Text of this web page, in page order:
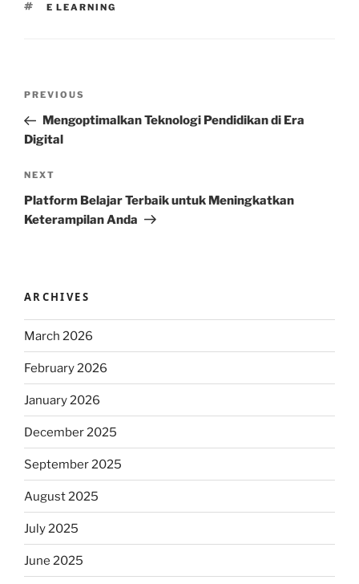
TAGS
E LEARNING
Previous
Post
PREVIOUS
Mengoptimalkan Teknologi Pendidikan di Era
Digital
Next
Post
NEXT
Platform Belajar Terbaik untuk Meningkatkan
Keterampilan Anda
ARCHIVES
March 2026
February 2026
January 2026
December 2025
September 2025
August 2025
July 2025
June 2025